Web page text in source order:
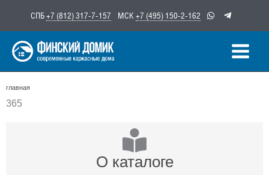
содержимому
СПБ+7 (812) 317-7-157 МСК +7 (495) 150-2-162
главная
365
О каталоге